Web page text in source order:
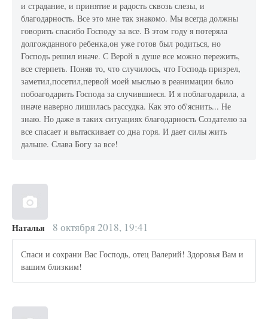
и страдание, и принятие и радость сквозь слезы, и
благодарность. Все это мне так знакомо. Мы всегда должны
говорить спасибо Господу за все. В этом году я потеряла
долгожданного ребенка,он уже готов был родиться, но
Господь решил иначе. С Верой в душе все можно пережить,
все стерпеть. Поняв то, что случилось, что Господь призрел,
заметил,посетил,первой моей мыслью в реанимации было
побоагодарить Господа за случившиеся. И я поблагодарила, а
иначе наверно лишилась рассудка. Как это об'яснить... Не
знаю. Но даже в таких ситуациях благодарность Создателю за
все спасает и вытаскивает со дна горя. И дает силы жить
дальше. Слава Богу за все!
Наталья 8 октября 2018, 19:41
Спаси и сохрани Вас Господь, отец Валерий! Здоровья Вам и
вашим близким!